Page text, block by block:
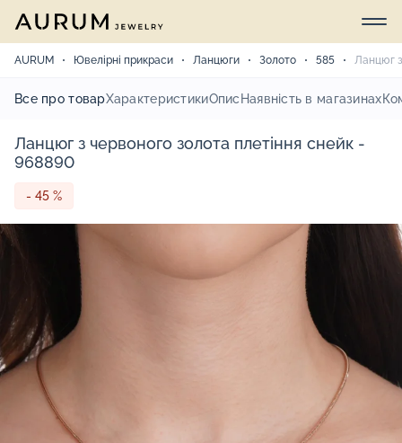
AURUM Ювелірні прикраси Ланцюги Золото 585 Ланцюг
Все про товарХарактеристикиОпис Наявність в магазинах
Ланцюг з червоного золота плетіння снейк -
968890
- 45 %